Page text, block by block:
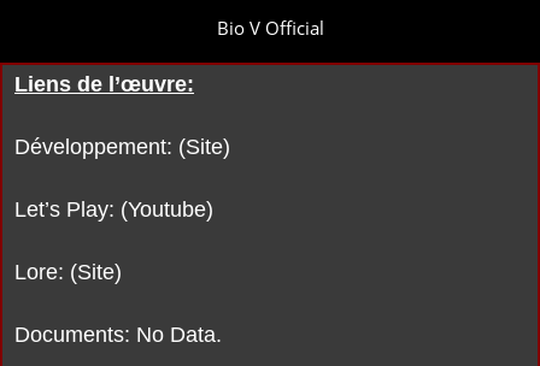
Bio V Official
Liens de l’œuvre:
Développement: (Site)
Let’s Play: (Youtube)
Lore: (Site)
Documents: No Data.